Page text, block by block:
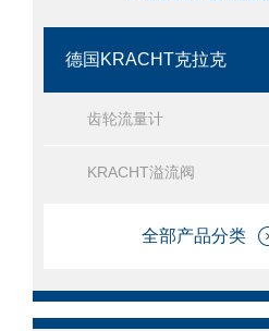
德国KRACHT克拉克
齿轮流量计
KRACHT溢流阀
全部产品分类